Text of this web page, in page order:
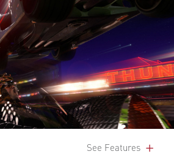
See Features